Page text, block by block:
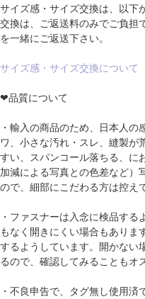
サイズ感・サイズ交換は、以下
交換は、ご返送料のみでご負担
を一緒にご返送下さい。
サイズ感・サイズ交換について
❤品質について
・輸入の商品のため、日本人
ワ、小さな汚れ・スレ、縫製が
すい、スパンコール落ちる、に
加減による写真との色差など）
ので、細部にこだわる方は控え
・ファスナーは入念に検品す
もなく開きにくい場合もありま
するようしています。開かない
るので、確認してみることもオ
・不良申告で、タグ無し使用済